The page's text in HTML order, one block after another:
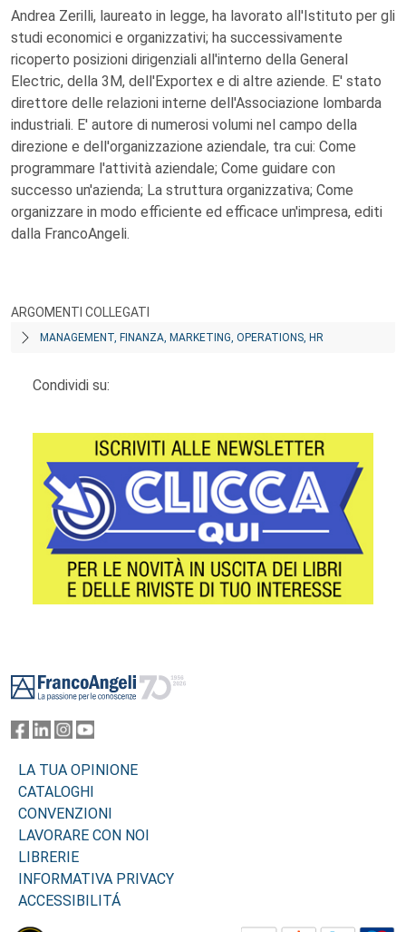
Andrea Zerilli, laureato in legge, ha lavorato all'Istituto per gli
studi economici e organizzativi; ha successivamente
ricoperto posizioni dirigenziali all'interno della General
Electric, della 3M, dell'Exportex e di altre aziende. E' stato
direttore delle relazioni interne dell'Associazione lombarda
industriali. E' autore di numerosi volumi nel campo della
direzione e dell'organizzazione aziendale, tra cui: Come
programmare l'attività aziendale; Come guidare con
successo un'azienda; La struttura organizzativa; Come
organizzare in modo efficiente ed efficace un'impresa, editi
dalla FrancoAngeli.
ARGOMENTI COLLEGATI
MANAGEMENT, FINANZA, MARKETING, OPERATIONS, HR
Condividi su:
LA TUA OPINIONE
CATALOGHI
CONVENZIONI
LAVORARE CON NOI
LIBRERIE
INFORMATIVA PRIVACY
ACCESSIBILITÁ